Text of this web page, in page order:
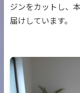
ジンをカットし、
届けしています。